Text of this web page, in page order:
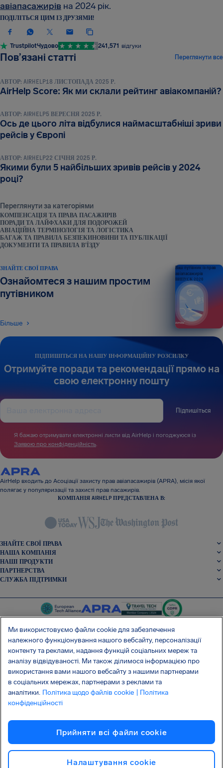
авіапасажирів на 2024 рік.
ПОДІЛІТЬСЯ ЦИМ ІЗ ДРУЗЯМИ!
TrustpilotЧудово 241,571 відгуки
Пов’язані статті Переглянути все
НОВИНИ ТА ПУБЛІКАЦІЇ
АВТОР: AIRHELP18 ЛИСТОПАДА 2025 Р.
AirHelp Score: Як ми склали рейтинг авіакомпаній?
АВТОР: AIRHELP5 ВЕРЕСНЯ 2025 Р.
Ось де цього літа відбулися наймасштабніші зриви
рейсів у Європі
АВТОР: AIRHELP22 СІЧНЯ 2025 Р.
Якими були 5 найбільших зривів рейсів у 2024
році?
Переглянути за категоріями
КОМПЕНСАЦІЯ ТА ПРАВА ПАСАЖИРІВ
ПОРАДИ ТА ЛАЙФХАКИ ДЛЯ ПОДОРОЖЕЙ
АВІАЦІЙНА ТЕРМІНОЛОГІЯ ТА ЛОГІСТИКА
БАГАЖ ТА ПРАВИЛА БЕЗПЕКИНОВИНИ ТА ПУБЛІКАЦІЇ
ДОКУМЕНТИ ТА ПРАВИЛА В’ЇЗДУ
ПІДПИШІТЬСЯ НА НАШУ ІНФОРМАЦІЙНУ РОЗСИЛКУ
Отримуйте поради та рекомендації прямо на
свою електронну пошту
Підпишіться
Я бажаю отримувати електронні листи від AirHelp і погоджуюся із
Заявою про конфіденційність.
ЗНАЙТЕ СВОЇ ПРАВА
Ознайомтеся з нашим простим
путівником
Більше
Ваш путівник із прав
авіапасажирів
ВИПУСК 2026
AirHelp входить до Асоціації захисту прав авіапасажирів (APRA), місія якої
полягає у популяризації та захисті прав пасажирів.
КОМПАНІЯ AIRHELP ПРЕДСТАВЛЕНА В:
ЗНАЙТЕ СВОЇ ПРАВА
НАША КОМПАНІЯ
НАШІ ПРОДУКТИ
ПАРТНЕРСТВА
СЛУЖБА ПІДТРИМКИ
SocialFacebook
SocialTwitter
SocialInstagram
SocialLinkedin
ОТРИМАЙТЕ НАШ БЕЗКОШТОВНИЙ ДОДАТОК
Політика конфіденційності
Файли cookie
Атака на ланцюг постачання Shai-Hulud
Авторське право © 2026 AirHelp
Ми використовуємо файли cookie для забезпечення
належного функціонування нашого вебсайту, персоналізації
контенту та реклами, надання функцій соціальних мереж та
аналізу відвідуваності. Ми також ділимося інформацією про
використання вами нашого вебсайту з нашими партнерами
в соціальних мережах, партнерами з реклами та
аналітики. Політика щодо файлів cookie
| Політика
конфіденційності
Прийняти всі файли сookie
Налаштування cookie